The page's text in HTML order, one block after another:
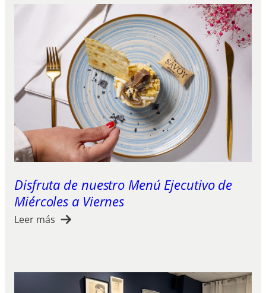
Disfruta de nuestro Menú Ejecutivo de
Miércoles a Viernes
Leer más